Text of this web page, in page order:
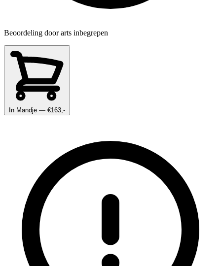
Beoordeling door arts inbegrepen
In Mandje — €163,-